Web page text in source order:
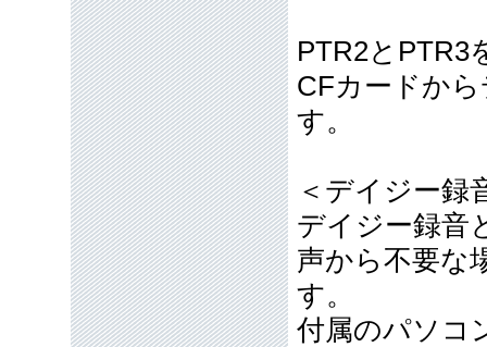
PTR2とPTR3
CFカードか
す。
＜デイジー録
デイジー録音
声から不要な
す。
付属のパソコ